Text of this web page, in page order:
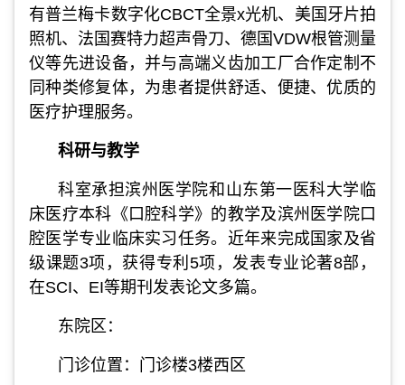
有普兰梅卡数字化CBCT全景x光机、美国牙片拍
照机、法国赛特力超声骨刀、德国VDW根管测量
仪等先进设备，并与高端义齿加工厂合作定制不
同种类修复体，为患者提供舒适、便捷、优质的
医疗护理服务。
科研与教学
科室承担滨州医学院和山东第一医科大学临
床医疗本科《口腔科学》的教学及滨州医学院口
腔医学专业临床实习任务。近年来完成国家及省
级课题3项，获得专利5项，发表专业论著8部，
在SCI、EI等期刊发表论文多篇。
东院区：
门诊位置：门诊楼3楼西区